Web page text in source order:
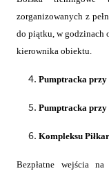
zorganizowanych z
do piątku, w godzinach
kierownika obiektu.
Pumptracka
Pumptracka przy
Kompleksu
Bezpłatne wejścia